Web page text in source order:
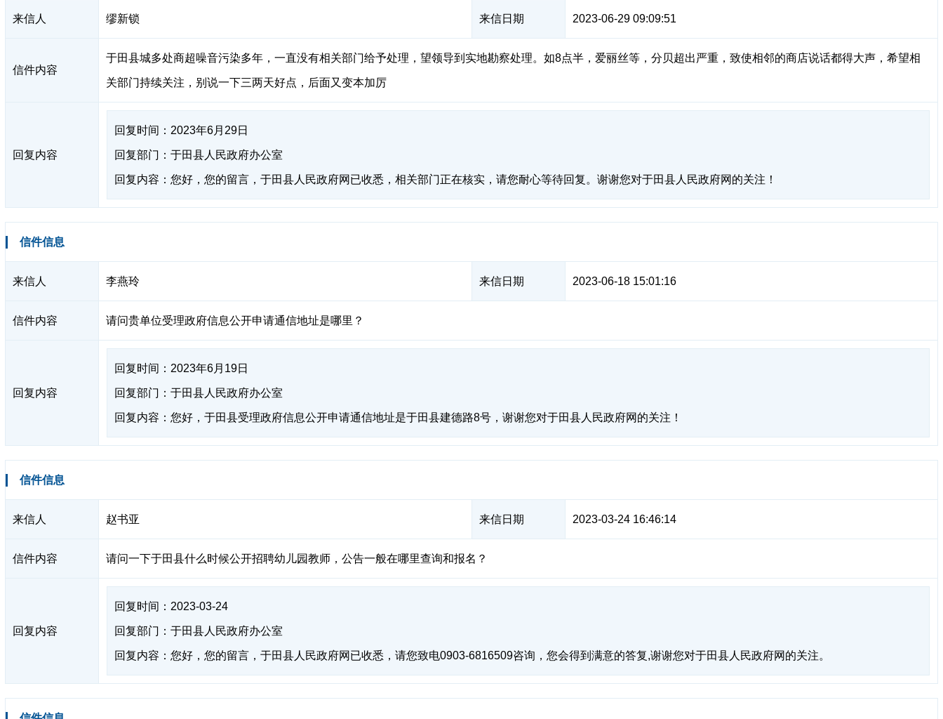
来信人 缪新锁 来信日期 2023-06-29 09:09:51
信件内容
于田县城多处商超噪音污染多年，一直没有相关部门给予处理，望领导到实地勘察处理。如8点半，爱丽丝等，分贝超出严重，致使相邻的商店说话都得大声，希望相
关部门持续关注，别说一下三两天好点，后面又变本加厉
回复内容
回复时间：2023年6月29日
回复部门：于田县人民政府办公室
回复内容：您好，您的留言，于田县人民政府网已收悉，相关部门正在核实，请您耐心等待回复。谢谢您对于田县人民政府网的关注！
信件信息
来信人 李燕玲 来信日期 2023-06-18 15:01:16
信件内容 请问贵单位受理政府信息公开申请通信地址是哪里？
回复内容
回复时间：2023年6月19日
回复部门：于田县人民政府办公室
回复内容：您好，于田县受理政府信息公开申请通信地址是于田县建德路8号，谢谢您对于田县人民政府网的关注！
信件信息
来信人 赵书亚 来信日期 2023-03-24 16:46:14
信件内容 请问一下于田县什么时候公开招聘幼儿园教师，公告一般在哪里查询和报名？
回复内容
回复时间：2023-03-24
回复部门：于田县人民政府办公室
回复内容：您好，您的留言，于田县人民政府网已收悉，请您致电0903-6816509咨询，您会得到满意的答复,谢谢您对于田县人民政府网的关注。